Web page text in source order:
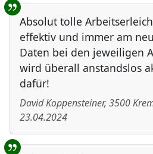
Absolut tolle
effektiv und immer am
Daten bei den jeweiligen
wird überall anstandslos
dafür!
David Koppensteiner, 3500
23.04.2024